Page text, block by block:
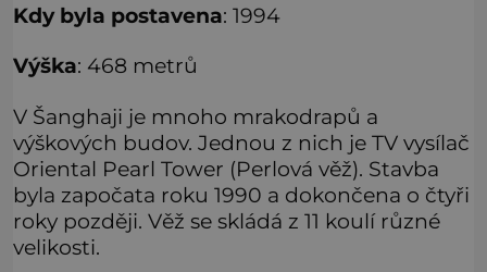
Kdy byla postavena: 1994
Výška: 468 metrů
V Šanghaji je mnoho mrakodrapů a
výškových budov. Jednou z nich je TV vysílač
Oriental Pearl Tower (Perlová věž). Stavba
byla započata roku 1990 a dokončena o čtyři
roky později. Věž se skládá z 11 koulí různé
velikosti.